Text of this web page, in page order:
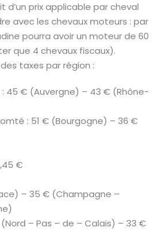
d’un prix applicable par cheval
avec les chevaux moteurs : par
pourra avoir un moteur de 60
que 4 chevaux fiscaux).
taxes par région :
45 € (Auvergne) – 43 € (Rhône-
: 51 € (Bourgogne) – 36 €
€
– 35 € (Champagne –
– Pas – de – Calais) – 33 €